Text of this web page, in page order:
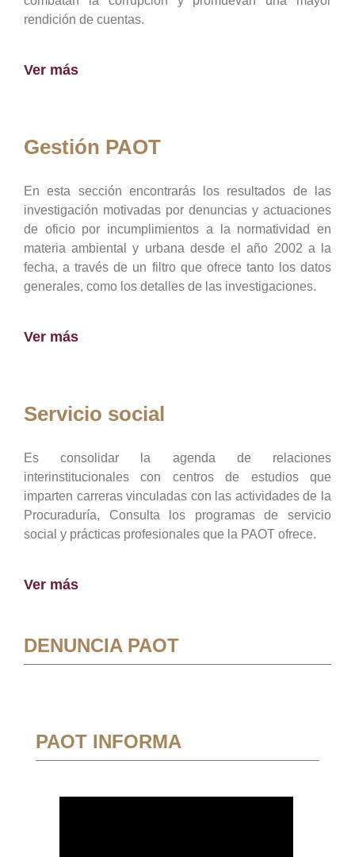
rendición de cuentas.
Ver más
Gestión PAOT
En esta sección encontrarás los resultados de las
investigación motivadas por denuncias y actuaciones
de oficio por incumplimientos a la normatividad en
materia ambiental y urbana desde el año 2002 a la
fecha, a través de un filtro que ofrece tanto los datos
generales, como los detalles de las investigaciones.
Ver más
Servicio social
Es consolidar la agenda de relaciones
interinstitucionales con centros de estudios que
imparten carreras vinculadas con las actividades de la
Procuraduría, Consulta los programas de servicio
social y prácticas profesionales que la PAOT ofrece.
Ver más
DENUNCIA PAOT
PAOT INFORMA